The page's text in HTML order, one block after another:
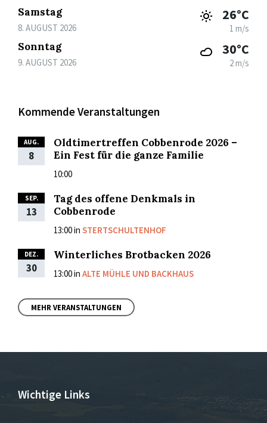
Samstag
8. AUGUST 2026
26°C
1 m/s
Sonntag
9. AUGUST 2026
30°C
2 m/s
Kommende Veranstaltungen
AUG.
8
Oldtimertreffen Cobbenrode 2026 –
Ein Fest für die ganze Familie
10:00
SEP.
13
Tag des offene Denkmals in
Cobbenrode
13:00in STERTSCHULTENHOF
DEZ.
30
Winterliches Brotbacken 2026
13:00in ALTE MÜHLE UND BACKHAUS
MEHR VERANSTALTUNGEN
Wichtige Links